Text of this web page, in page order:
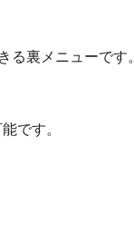
る裏メニューです。
です。